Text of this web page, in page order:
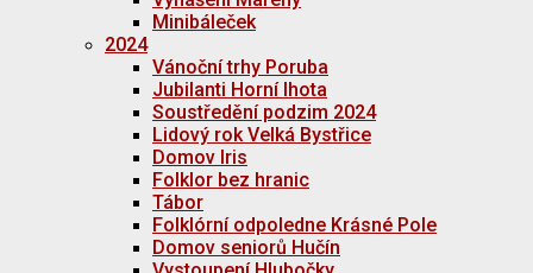
Minibáleček
2024
Vánoční trhy Poruba
Jubilanti Horní lhota
Soustředění podzim 2024
Lidový rok Velká Bystřice
Domov Iris
Folklor bez hranic
Tábor
Folklórní odpoledne Krásné Pole
Domov seniorů Hučín